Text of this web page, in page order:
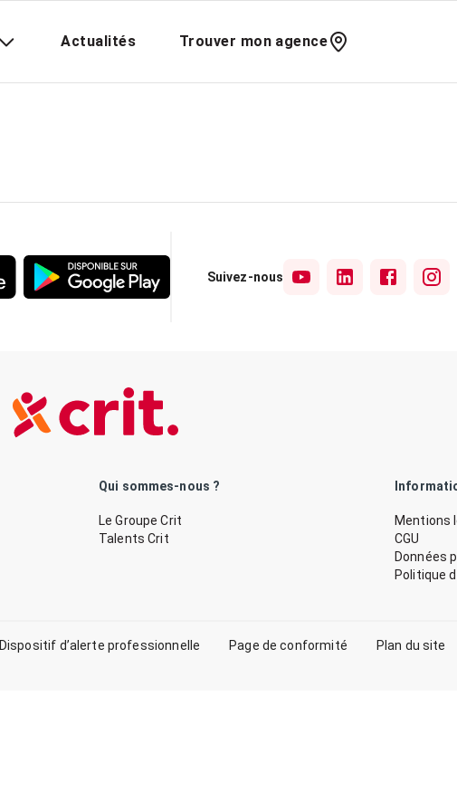
Actualités Trouver mon agence
Suivez-nous
Qui sommes-nous ?
Le Groupe Crit
Talents Crit
Mentions
CGU
Données
Politique
Dispositif d’alerte professionnelle Page de conformité Plan du site